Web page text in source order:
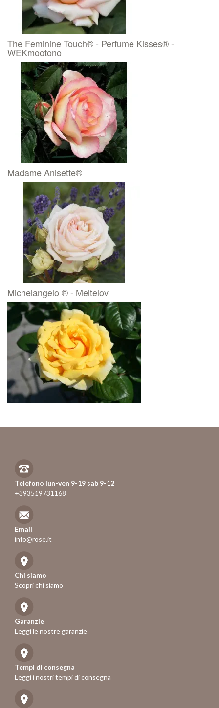
The Feminine Touch® - Perfume Kisses® -
WEKmootono
Madame Anisette®
Michelangelo ® - Meitelov
Telefono lun-ven 9-19 sab 9-12
+393519731168
Email
info@rose.it
Chi siamo
Scopri chi siamo
Garanzie
Leggi le nostre garanzie
Tempi di consegna
Leggi i nostri tempi di consegna